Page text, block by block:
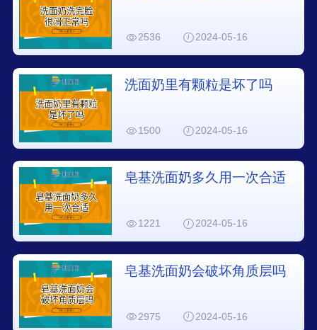
2536 2024-05-16
洗面奶里有颗粒是坏了吗
1500 2024-05-16
皂基洗面奶多久用一次合适
1221 2024-05-16
皂基洗面奶会破坏角质层吗
2975 2024-05-16